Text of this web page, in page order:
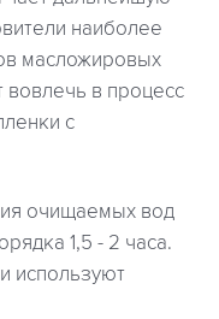
наиболее
масложировых
вовлечь в процесс
с
очищаемых вод
1,5 - 2 часа.
используют